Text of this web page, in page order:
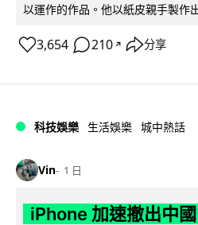
以運作的作品。他以紙皮親手製作
3,654 210 ↗ 分享
科技娛樂 生活娛樂 城中熱話
Vin 1 日
iPhone 加速撤出中